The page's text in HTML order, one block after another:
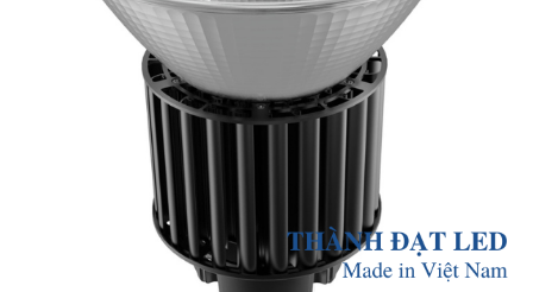
content